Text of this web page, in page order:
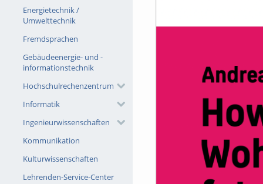
Energietechnik /
Umwelttechnik
Fremdsprachen
Gebäudeenergie- und -
informationstechnik
Hochschulrechenzentrum
Informatik
Ingenieurwissenschaften
Kommunikation
Kulturwissenschaften
Lehrenden-Service-Center